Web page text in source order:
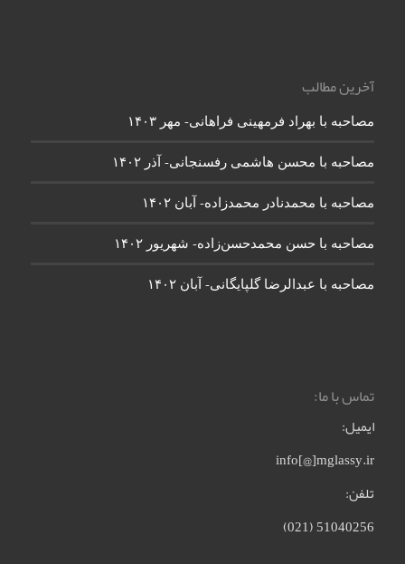
آخرین مطالب
مصاحبه با بهراد فرمهینی فراهانی- مهر ۱۴۰۳
مصاحبه با محسن هاشمی رفسنجانی- آذر ۱۴۰۲
مصاحبه با محمدنادر محمدزاده- آبان ۱۴۰۲
مصاحبه با حسن محمدحسن‌زاده- شهریور ۱۴۰۲
مصاحبه با عبدالرضا گلپایگانی- آبان ۱۴۰۲
تماس با ما:
ایمیل:
info[@]mglassy.ir
تلفن:
51040256 (021)